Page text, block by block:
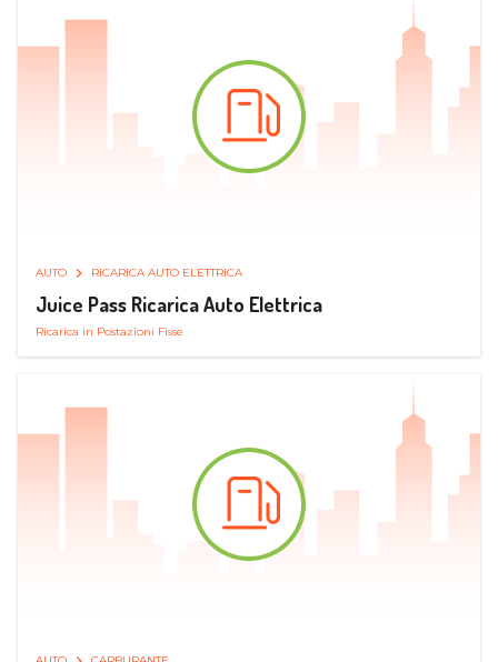
AUTO RICARICA AUTO ELETTRICA
Juice Pass Ricarica Auto Elettrica
Ricarica in Postazioni Fisse